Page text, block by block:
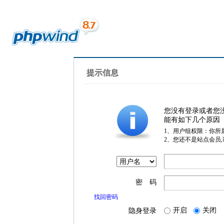
提示信息
您没有登录或者您
能有如下几个原因
1、用户组权限：你所
2、您还不是站点会员
密 码
找回密码
隐身登录 开启 关闭